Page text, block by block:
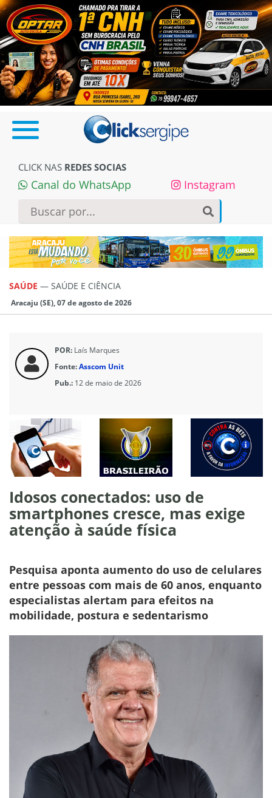
CLICK NAS REDES SOCIAS
Canal do WhatsApp Instagram
SAÚDE — SAÚDE E CIÊNCIA
Aracaju (SE), 07 de agosto de 2026
POR: Laís Marques
Fonte:Asscom Unit
Pub.: 12 de maio de 2026
Idosos conectados: uso de
smartphones cresce, mas exige
atenção à saúde física
Pesquisa aponta aumento do uso de celulares
entre pessoas com mais de 60 anos, enquanto
especialistas alertam para efeitos na
mobilidade, postura e sedentarismo